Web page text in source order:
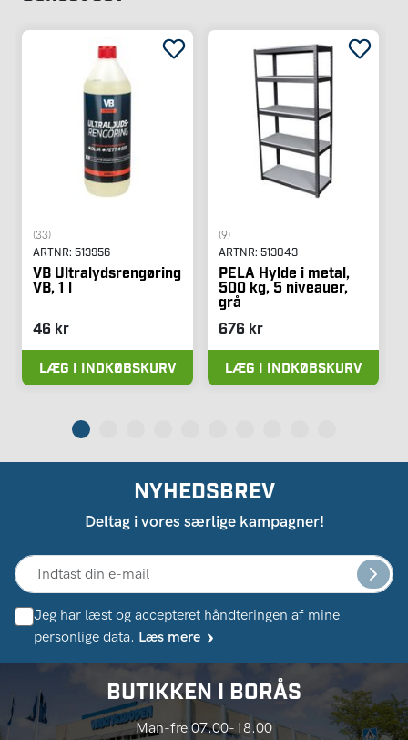
(33)
ARTNR: 513956
VB Ultralydsrengøring
VB, 1 l
46 kr
LÆG I INDKØBSKURV
(9)
ARTNR: 513043
PELA Hylde i metal,
500 kg, 5 niveauer,
grå
676 kr
LÆG I INDKØBSKURV
NYHEDSBREV
Deltag i vores særlige kampagner!
Jeg har læst og accepteret håndteringen af ​​mine
personlige data. Læs mere
BUTIKKEN I BORÅS
Man-fre 07.00-18.00